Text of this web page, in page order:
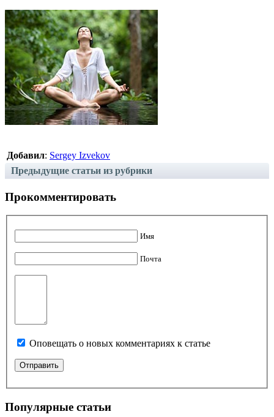
Добавил: Sergey Izvekov
Предыдущие статьи из рубрики
Прокомментировать
Имя
Почта
Оповещать о новых комментариях к статье
Популярные статьи